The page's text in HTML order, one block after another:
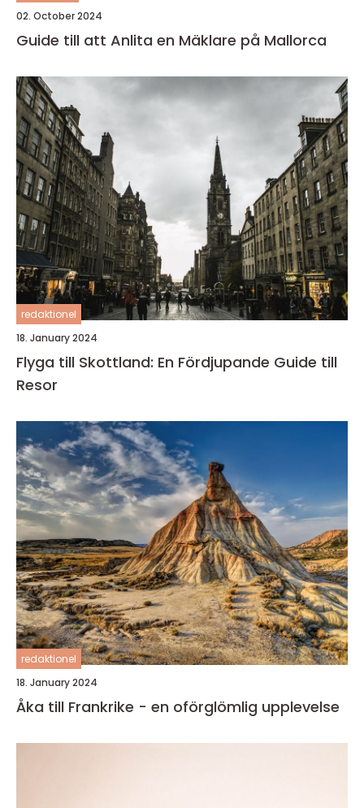
02. October 2024
Guide till att Anlita en Mäklare på Mallorca
redaktionel
18. January 2024
Flyga till Skottland: En Fördjupande Guide till
Resor
redaktionel
18. January 2024
Åka till Frankrike - en oförglömlig upplevelse